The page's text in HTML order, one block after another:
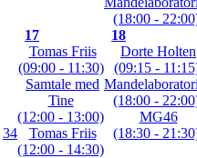
(18:00 -
34
17
Tomas Friis
(09:00 - 11:30)
Samtale med
Tine
(12:00 - 13:00)
Tomas Friis
(12:00 - 14:30)
18
Dorte Holten
(09:15 -
(18:00 -
MG46
(18:30 -